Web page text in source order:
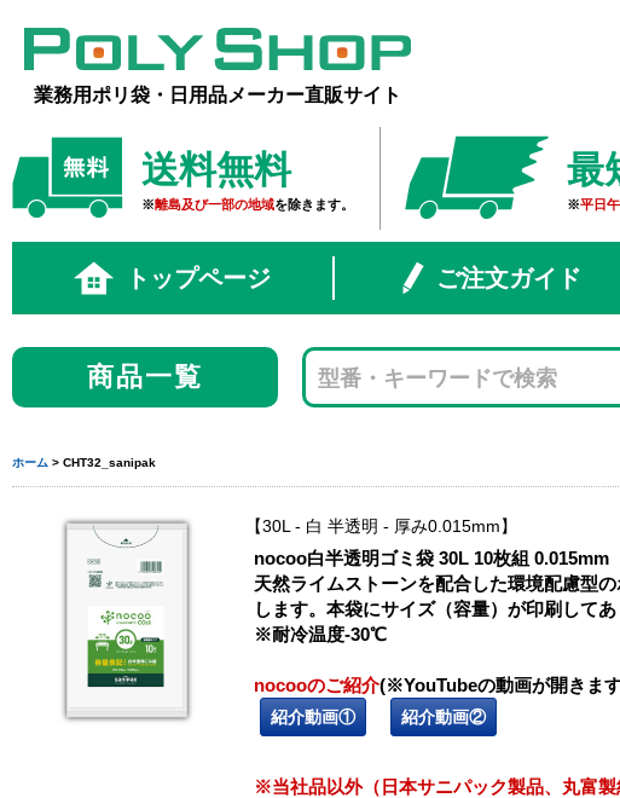
業務用ポリ袋・日用品メーカー直販サイト
送料無料
※離島及び一部の地域を除きます。
最
※平日
トップページ ご注文ガイド
商品一覧
ホーム > CHT32_sanipak
30L - 白 半透明 - 厚み0.015mm
nocoo白半透明ゴミ袋 30L 10枚組 0.015mm
天然ライムストーンを配合した環境配慮型
します。本袋にサイズ（容量）が印刷して
※耐冷温度-30℃
nocooのご紹介(※YouTubeの動画が開きま
紹介動画① 紹介動画②
※当社品以外（日本サニパック製品、丸富